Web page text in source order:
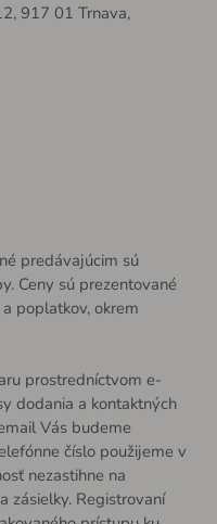
917 01 Trnava,
predávajúcim sú
Ceny sú prezentované
poplatkov, okrem
prostredníctvom e-
dodania a kontaktných
Vás budeme
číslo použijeme v
nezastihne na
zásielky. Registrovaní